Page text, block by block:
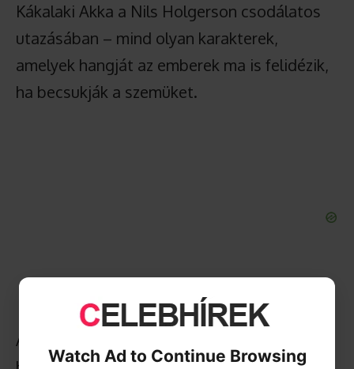
Kákalaki Akka a Nils Holgerson csodálatos
utazásában – mind olyan karakterek,
amelyek hangját az emberek ma is felidézik,
ha becsukják a szemüket.
A művész életműve azonban nemcsak a
Watch Ad to Continue Browsing